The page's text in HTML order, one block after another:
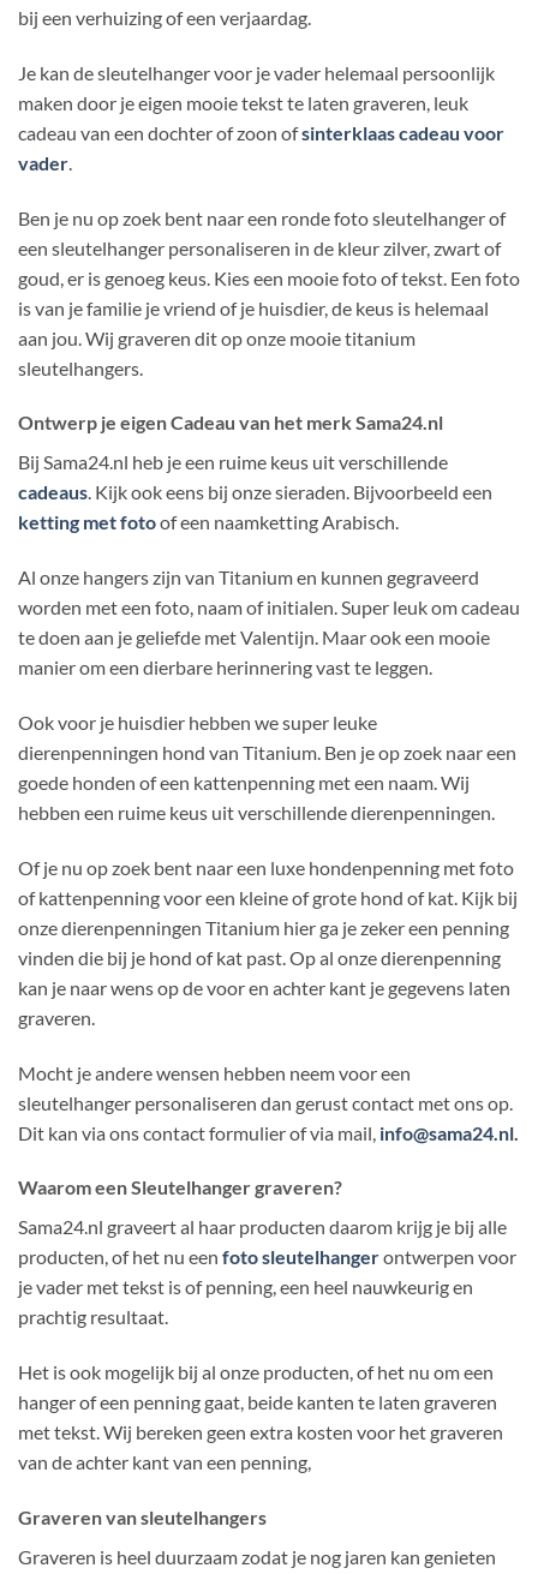
bij een verhuizing of een verjaardag.
Je kan de sleutelhanger voor je vader helemaal persoonlijk
maken door je eigen mooie tekst te laten graveren, leuk
cadeau van een dochter of zoon ofsinterklaas cadeau voor
vader.
Ben je nu op zoek bent naar een ronde foto sleutelhanger of
een sleutelhanger personaliseren in de kleur zilver, zwart of
goud, er is genoeg keus. Kies een mooie foto of tekst. Een foto
is van je familie je vriend of je huisdier, de keus is helemaal
aan jou. Wij graveren dit op onze mooie titanium
sleutelhangers.
Ontwerp je eigen Cadeau van het merk Sama24.nl
Bij Sama24.nl heb je een ruime keus uit verschillende
cadeaus. Kijk ook eens bij onze sieraden. Bijvoorbeeld een
ketting met fotoof een naamketting Arabisch.
Al onze hangers zijn van Titanium en kunnen gegraveerd
worden met een foto, naam of initialen. Super leuk om cadeau
te doen aan je geliefde met Valentijn. Maar ook een mooie
manier om een dierbare herinnering vast te leggen.
Ook voor je huisdier hebben we super leuke
dierenpenningen hond van Titanium. Ben je op zoek naar een
goede honden of een kattenpenning met een naam. Wij
hebben een ruime keus uit verschillende dierenpenningen.
Of je nu op zoek bent naar een luxe hondenpenning met foto
of kattenpenning voor een kleine of grote hond of kat. Kijk bij
onze dierenpenningen Titanium hier ga je zeker een penning
vinden die bij je hond of kat past. Op al onze dierenpenning
kan je naar wens op de voor en achter kant je gegevens laten
graveren.
Mocht je andere wensen hebben neem voor een
sleutelhanger personaliseren dan gerust contact met ons op.
Dit kan via ons contact formulier of via mail, info@sama24.nl
Waarom een Sleutelhanger graveren?
Sama24.nl graveert al haar producten daarom krijg je bij alle
producten, of het nu een foto sleutelhangerontwerpen voor
je vader met tekst is of penning, een heel nauwkeurig en
prachtig resultaat.
Het is ook mogelijk bij al onze producten, of het nu om een
hanger of een penning gaat, beide kanten te laten graveren
met tekst. Wij bereken geen extra kosten voor het graveren
van de achter kant van een penning,
Graveren van sleutelhangers
Graveren is heel duurzaam zodat je nog jaren kan genieten